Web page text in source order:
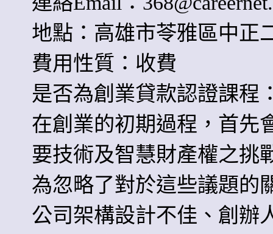
地點：高雄市苓雅區中正
費用性質：收費
是否為創業貸款認證課程
在創業的初期過程，首先
要技術及智慧財產權之挑
為忽略了對於這些議題的
公司架構設計不佳、創辦